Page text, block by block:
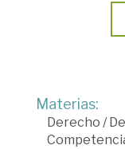
Materias:
Derecho /